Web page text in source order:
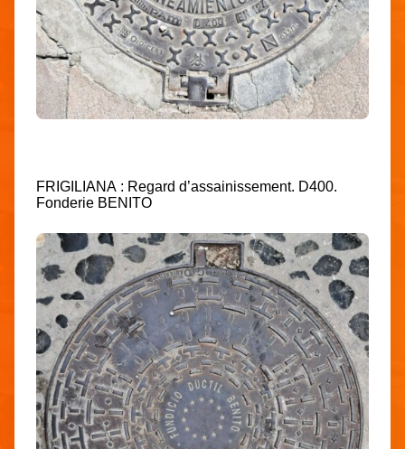
FRIGILIANA : Regard d’assainissement. D400.
Fonderie BENITO